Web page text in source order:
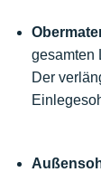
gesamten
Der